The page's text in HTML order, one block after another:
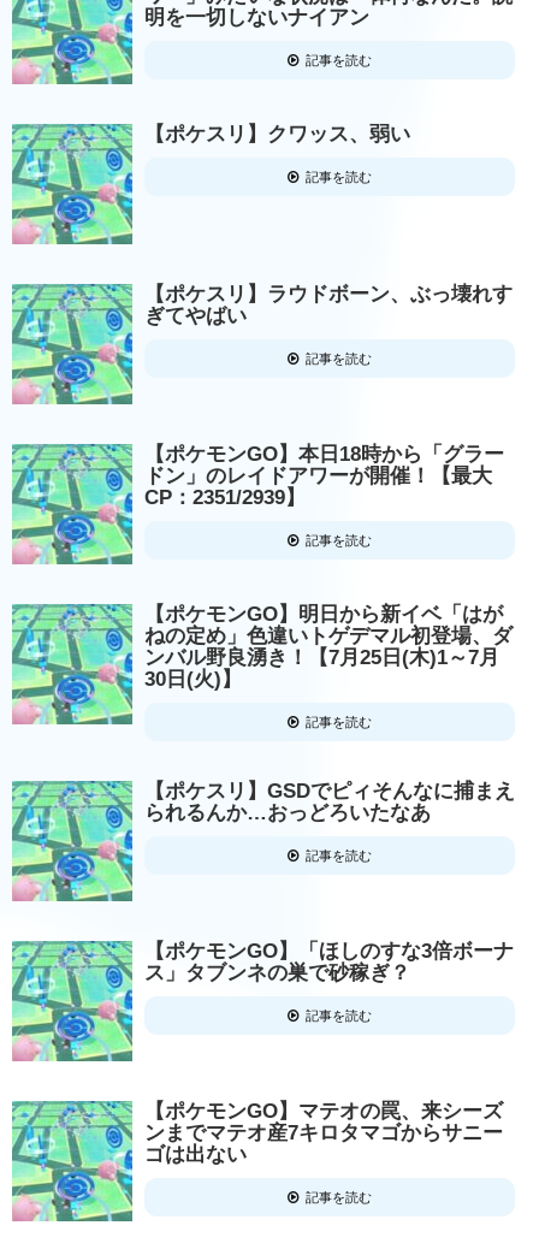
明を一切しないナイアン
記事を読む
【ポケスリ】クワッス、弱い
記事を読む
【ポケスリ】ラウドボーン、ぶっ壊れす
ぎてやばい
記事を読む
【ポケモンGO】本日18時から「グラー
ドン」のレイドアワーが開催！【最大
CP：2351/2939】
記事を読む
【ポケモンGO】明日から新イベ「はが
ねの定め」色違いトゲデマル初登場、ダ
ンバル野良湧き！【7月25日(木)1～7月
30日(火)】
記事を読む
【ポケスリ】GSDでピィそんなに捕まえ
られるんか…おっどろいたなあ
記事を読む
【ポケモンGO】「ほしのすな3倍ボーナ
ス」タブンネの巣で砂稼ぎ？
記事を読む
【ポケモンGO】マテオの罠、来シーズ
ンまでマテオ産7キロタマゴからサニー
ゴは出ない
記事を読む